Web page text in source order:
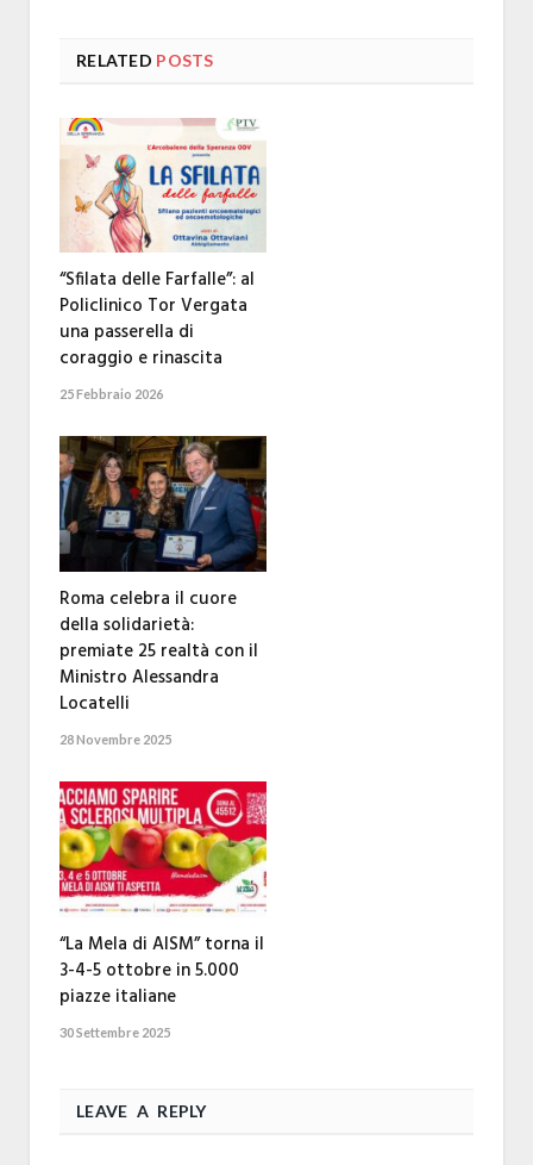
RELATED POSTS
“Sfilata delle Farfalle”: al
Policlinico Tor Vergata
una passerella di
coraggio e rinascita
25 Febbraio 2026
Roma celebra il cuore
della solidarietà:
premiate 25 realtà con il
Ministro Alessandra
Locatelli
28 Novembre 2025
“La Mela di AISM” torna il
3-4-5 ottobre in 5.000
piazze italiane
30 Settembre 2025
LEAVE A REPLY